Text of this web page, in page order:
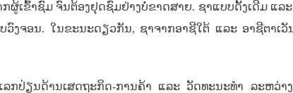
ເຂົ້າຊົມ ຈົນຕ້ອງຢຸດຊົມຢ່າງບໍ່ຂາດສາຍ. ຊາແບບດັ້ງເດີມ ແ
ຈອນ. ໃນຂະນະດຽວກັນ, ຊາຈາກອາຊີໃຕ້ ແລະ ອາຊີຕາເວັ
ລກປ່ຽນດ້ານເສດຖະກິດ-ການຄ້າ ແລະ ວັດທະນະທຳ ລະຫວ່